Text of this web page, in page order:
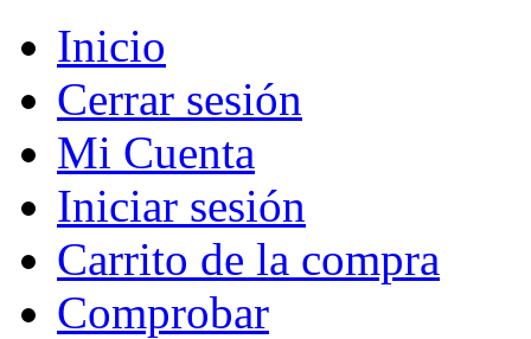
Inicio
Cerrar sesión
Mi Cuenta
Iniciar sesión
Carrito de la compra
Comprobar